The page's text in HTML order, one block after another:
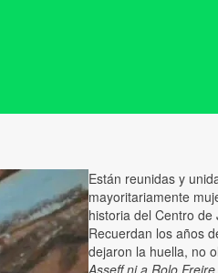
Están reunidas y
mayoritariamente
historia del Centro de
Recuerdan los años
dejaron la huella, no